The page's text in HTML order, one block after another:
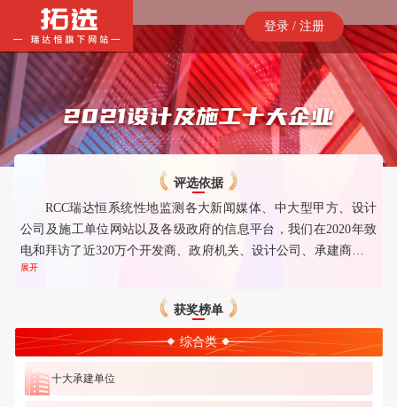
登录 / 注册
2021设计及施工十大企业
评选依据
RCC瑞达恒系统性地监测各大新闻媒体、中大型甲方、设计
公司及施工单位网站以及各级政府的信息平台，我们在2020年致
电和拜访了近320万个开发商、政府机关、设计公司、承建商和分
包商的项目负责人，调研范围覆盖超过22万个有效楼宇项目，项
一千万条，其中包括三百多万条中标公告。以上述的大数据为依
托，RCC瑞达恒测算出各企业所参与的项目和采购的总价和规
模，并秉承客观和公正的原则评选出2021年度中国的十大承建单
位、十大设计公司、十大室内设计公司、十大室内装修单位、空
调和电梯的十大供应商品牌以及弱电和消防行业的十大分包单
展开
获奖榜单
综合类
十大承建单位